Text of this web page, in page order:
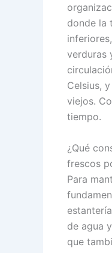
donde la
verduras
Celsius,
viejos.
tiempo.
¿Qué
frescos
Para
de agua
que